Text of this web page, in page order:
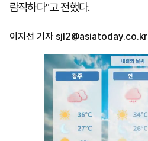
람직하다"고 전했다.
이지선 기자 sjl2@asiatoday.co.kr